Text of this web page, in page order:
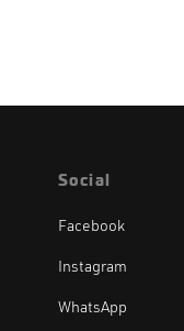
Social
Facebook
Instagram
WhatsApp